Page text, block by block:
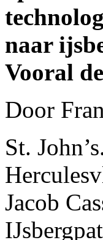
naar
Vooral
Door
St.
Jacob